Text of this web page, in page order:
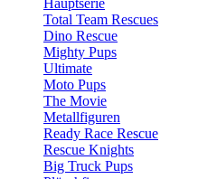
Hauptserie
Total Team Rescues
Dino Rescue
Mighty Pups
Ultimate
Moto Pups
The Movie
Metallfiguren
Ready Race Rescue
Rescue Knights
Big Truck Pups